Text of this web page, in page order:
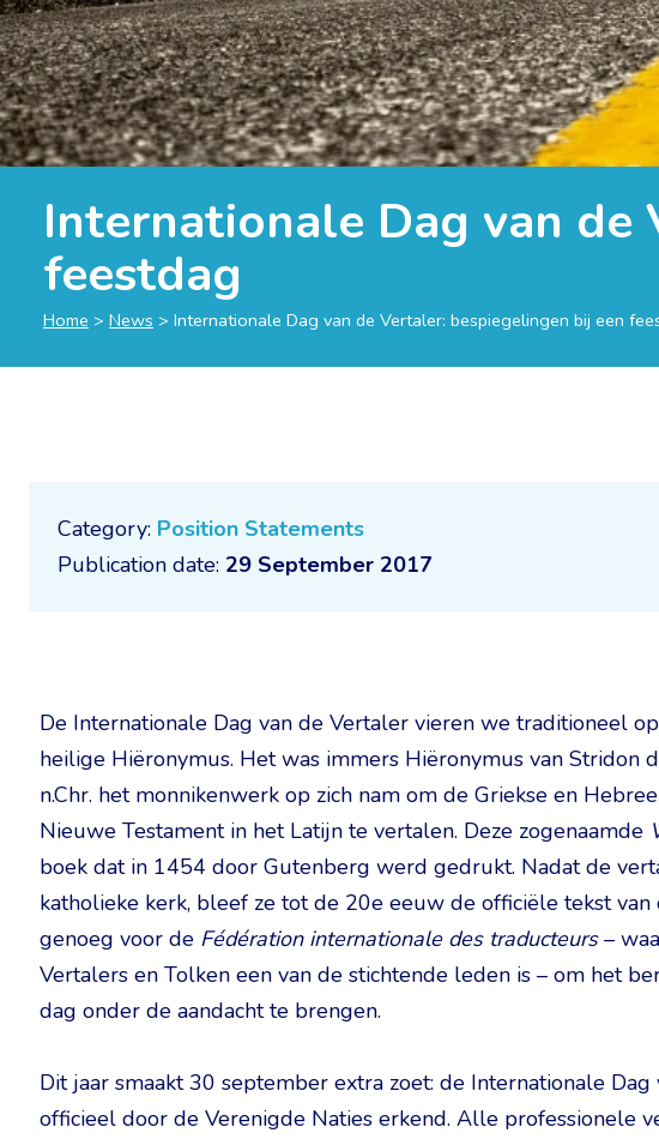
Internationale Dag van de
feestdag
Home > News > Internationale Dag van de Vertaler: bespiegelingen bij een
Category: Position Statements
Publication date: 29 September 2017
De Internationale Dag van de Vertaler vieren we traditioneel
heilige Hiëronymus. Het was immers Hiëronymus van Stridon
n.Chr. het monnikenwerk op zich nam om de Griekse en
Nieuwe Testament in het Latijn te vertalen. Deze zogenaamde
boek dat in 1454 door Gutenberg werd gedrukt. Nadat de
katholieke kerk, bleef ze tot de 20e eeuw de officiële tekst
genoeg voor de Fédération internationale des traducteurs–
Vertalers en Tolken een van de stichtende leden is – om het
dag onder de aandacht te brengen.
Dit jaar smaakt 30 september extra zoet: de Internationale
officieel door de Verenigde Naties erkend. Alle professionele